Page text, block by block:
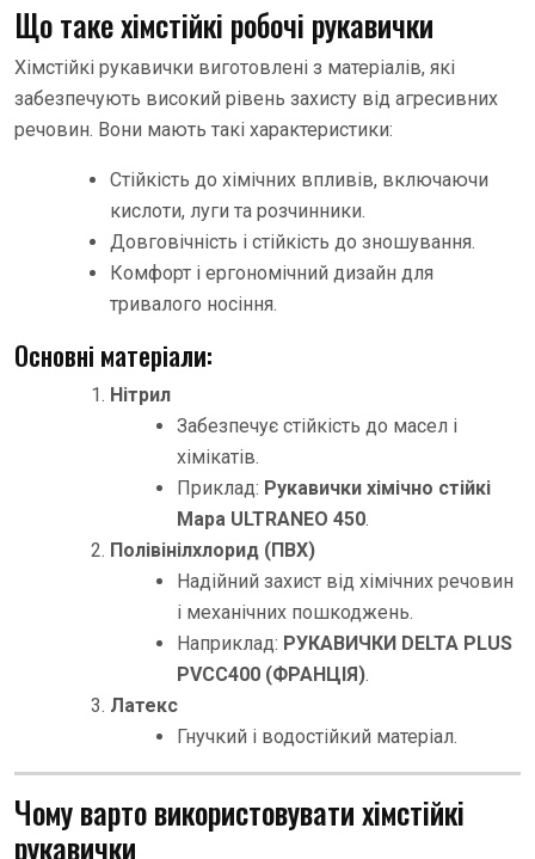
Що таке хімстійкі робочі рукавички
Хімстійкі рукавички виготовлені з матеріалів, які
забезпечують високий рівень захисту від агресивних
речовин. Вони мають такі характеристики:
Стійкість до хімічних впливів, включаючи
кислоти, луги та розчинники.
Довговічність і стійкість до зношування.
Комфорт і ергономічний дизайн для
тривалого носіння.
Основні матеріали:
Нітрил
Забезпечує стійкість до масел і
хімікатів.
Приклад: Рукавички хімічно стійкі
Мара ULTRANEO 450.
Полівінілхлорид (ПВХ)
Надійний захист від хімічних речовин
і механічних пошкоджень.
Наприклад: РУКАВИЧКИ DELTA PLUS
PVCC400 (ФРАНЦІЯ).
Латекс
Гнучкий і водостійкий матеріал.
Чому варто використовувати хімстійкі
рукавички